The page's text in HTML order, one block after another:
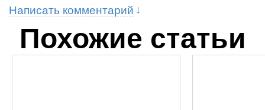
Написать комментарий
Похожие статьи